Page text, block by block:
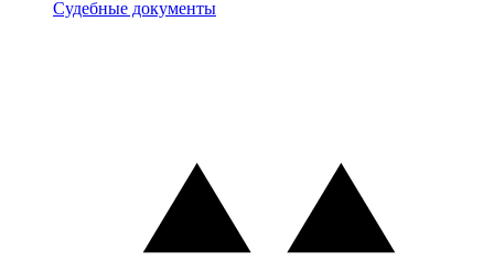
Документы
Судебные документы